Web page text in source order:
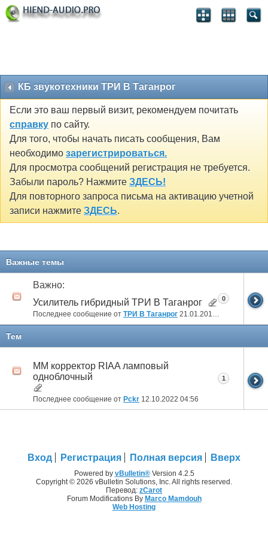
КБ звукотехники ТРИ В Таганрог
Если это ваш первый визит, рекомендуем почитать
справку по сайту.
Для того, чтобы начать писать сообщения, Вам
необходимо зарегистрироваться.
Для просмотра сообщений регистрация не требуется.
Забыли пароль? Нажмите ЗДЕСЬ!
Для повторного запроса письма на активацию учетной
записи нажмите ЗДЕСЬ.
Важные темы
Важно:
Усилитель гибридный ТРИ В Таганрог
Последнее сообщение от ТРИ В Таганрог 21.01.2018 19:15
0
Тем
ММ корректор RIAA ламповый
одноблочный
Последнее сообщение от Pckr 12.10.2022 04:56
1
Вход Регистрация Полная версия Вверх
Powered by vBulletin®Version 4.2.5
Copyright © 2026 vBulletin Solutions, Inc. All rights reserved.
Перевод: zCarot
Forum Modifications By Marco Mamdouh
Web Hosting